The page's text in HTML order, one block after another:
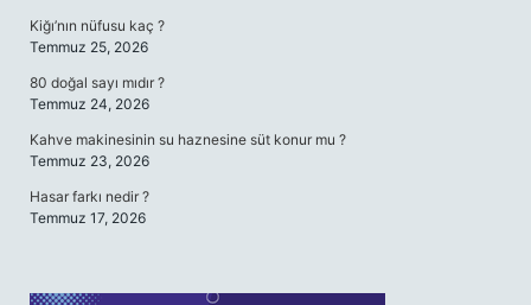
Kiğı’nın nüfusu kaç ?
Temmuz 25, 2026
80 doğal sayı mıdır ?
Temmuz 24, 2026
Kahve makinesinin su haznesine süt konur mu ?
Temmuz 23, 2026
Hasar farkı nedir ?
Temmuz 17, 2026